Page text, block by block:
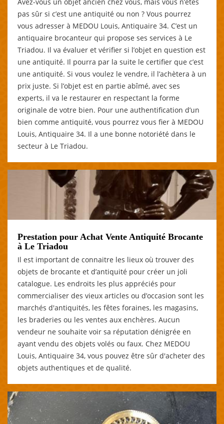
pas sûr si c’est une antiquité ou non ? Vous pourrez
vous adresser à MEDOU Louis, Antiquaire 34. C’est un
antiquaire brocanteur qui propose ses services à Le
Triadou. Il va évaluer et vérifier si l’objet en question est
une antiquité. Il pourra par la suite le certifier que c’est
une antiquité. Si vous voulez le vendre, il l’achètera à un
prix juste. Si l’objet est en partie abîmé, avec ses
experts, il va le restaurer en respectant la forme
originale de votre bien. Pour une authentification d’un
bien comme antiquité, vous pourrez vous fier à MEDOU
Louis, Antiquaire 34. Il a une bonne notoriété dans le
secteur à Le Triadou.
Prestation pour Achat Vente Antiquité Brocante
à Le Triadou
Il est important de connaitre les lieux où trouver des
objets de brocante et d’antiquité pour créer un joli
catalogue. Les endroits les plus appréciés pour
commercialiser des vieux articles ou d’occasion sont les
marchés d'antiquités, les fêtes foraines, les magasins,
les braderies ou les ventes aux enchères. Aucun
vendeur ne souhaite voir sa réputation dénigrée en
ayant vendu des objets volés ou faux. Chez MEDOU
Louis, Antiquaire 34, vous pouvez être sûr d'acheter des
objets authentiques et de qualité.